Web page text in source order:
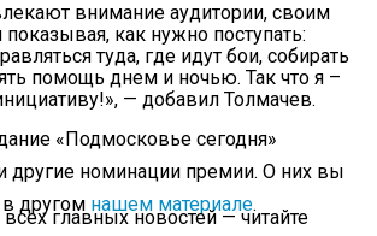
внимание аудитории, своим
как нужно поступать:
туда, где идут бои, собирать
помощь днем и ночью. Так что я –
— добавил Толмачев.
«Подмосковье сегодня»
другие номинации премии. О них вы
другом нашем материале.
главных новостей — читайте